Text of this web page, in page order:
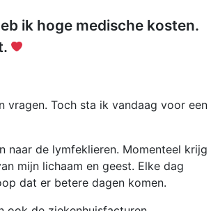
ik hoge medische kosten.
Toch sta ik vandaag voor een
naar de lymfeklieren. Momenteel krijg
mijn lichaam en geest. Elke dag
dat er betere dagen komen.